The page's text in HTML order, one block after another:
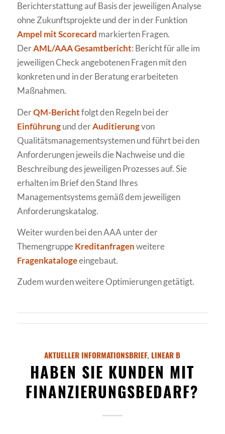
Berichterstattung auf Basis der jeweiligen Analyse
ohne Zukunftsprojekte und der in der Funktion
Ampel mit Scorecard markierten Fragen.
DerAML/AAA Gesamtbericht: Bericht für alle im
jeweiligen Check angebotenen Fragen mit den
konkreten und in der Beratung erarbeiteten
Maßnahmen.
DerQM-Berichtfolgt den Regeln bei der
Einführungund derAuditierungvon
Qualitätsmanagementsystemen und führt bei den
Anforderungen jeweils die Nachweise und die
Beschreibung des jeweiligen Prozesses auf. Sie
erhalten im Brief den Stand Ihres
Managementsystems gemäß dem jeweiligen
Anforderungskatalog.
Weiter wurden bei den AAA unter der
ThemengruppeKreditanfragenweitere
Fragenkatalogeeingebaut.
Zudem wurden weitere Optimierungen getätigt.
AKTUELLER INFORMATIONSBRIEF, LINEAR B
HABEN SIE KUNDEN MIT
FINANZIERUNGSBEDARF?